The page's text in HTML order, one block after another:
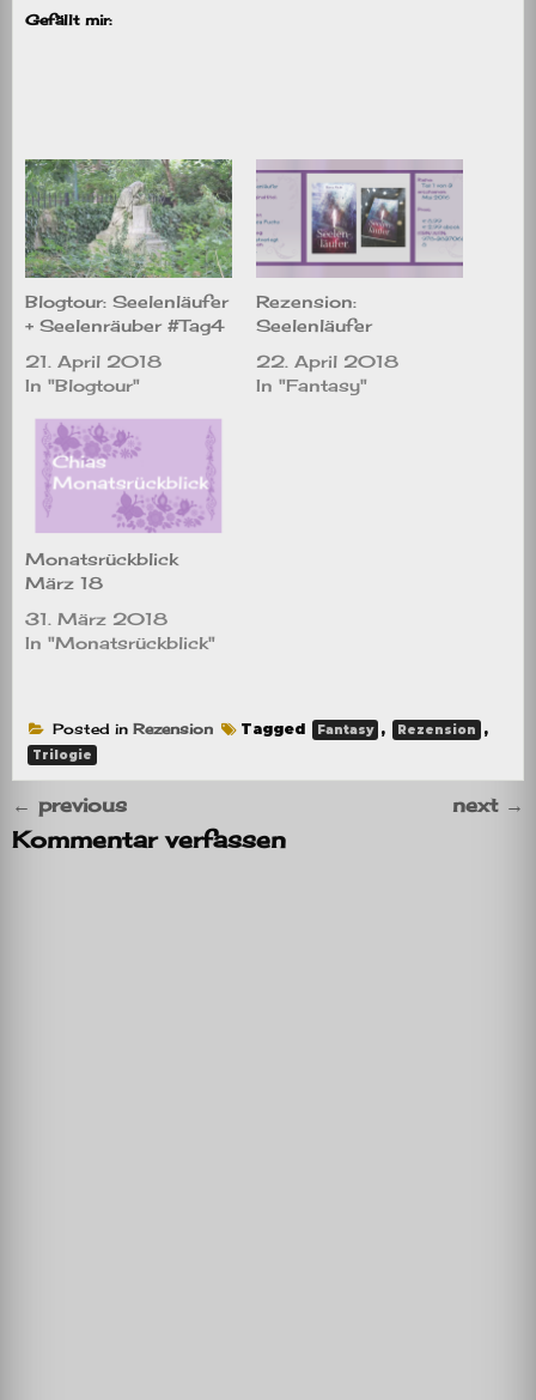
Gefällt mir:
Blogtour: Seelenläufer
+ Seelenräuber #Tag4
21. April 2018
In "Blogtour"
Rezension:
Seelenläufer
22. April 2018
In "Fantasy"
Monatsrückblick
März 18
31. März 2018
In "Monatsrückblick"
Posted in Rezension Tagged Fantasy , Rezension ,
Trilogie
← previous next →
Kommentar verfassen